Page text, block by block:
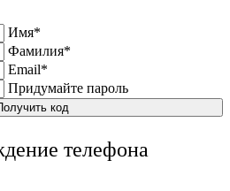
Имя*
Фамилия*
Email*
Придумайте пароль
код
телефона